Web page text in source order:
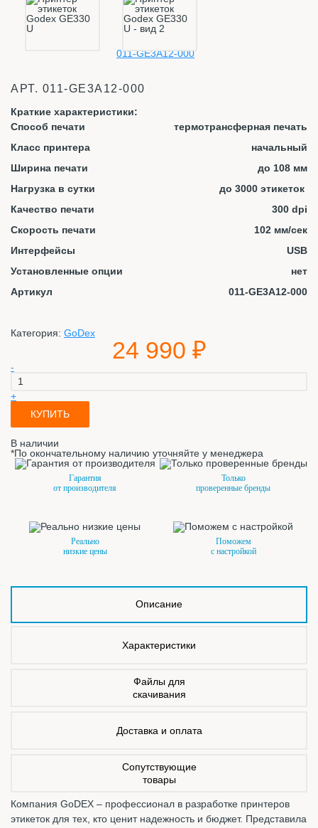
АРТ. 011-GE3A12-000
Краткие характеристики:
Способ печати
термотрансферная печать
Класс принтера
начальный
Ширина печати
до 108 мм
Нагрузка в сутки
до 3000 этикеток
Качество печати
300 dpi
Скорость печати
102 мм/сек
Интерфейсы
USB
Установленные опции
нет
Артикул
011-GE3A12-000
Категория: GoDex
24 990 ₽
-
+
КУПИТЬ
В наличии
*По окончательному наличию уточняйте у менеджера
Гарантия
от производителя
Только
проверенные бренды
Реально
низкие цены
Поможем
с настройкой
Описание
Характеристики
Файлы для
скачивания
Доставка и оплата
Сопутствующие
товары
Компания GoDEX – профессионал в разработке принтеров
этикеток для тех, кто ценит надежность и бюджет. Представила